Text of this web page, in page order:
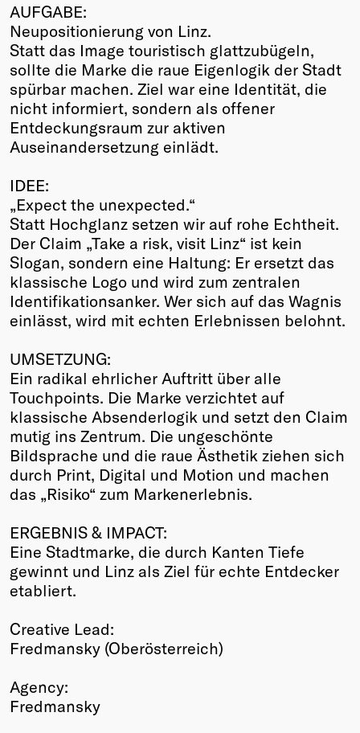
AUFGABE:
Neupositionierung von Linz.
Statt das Image touristisch glattzubügeln,
sollte die Marke die raue Eigenlogik der Stadt
spürbar machen. Ziel war eine Identität, die
nicht informiert, sondern als offener
Entdeckungsraum zur aktiven
Auseinandersetzung einlädt.
IDEE:
„Expect the unexpected.“
Statt Hochglanz setzen wir auf rohe Echtheit.
Der Claim „Take a risk, visit Linz“ ist kein
Slogan, sondern eine Haltung: Er ersetzt das
klassische Logo und wird zum zentralen
Identifikationsanker. Wer sich auf das Wagnis
einlässt, wird mit echten Erlebnissen belohnt.
UMSETZUNG:
Ein radikal ehrlicher Auftritt über alle
Touchpoints. Die Marke verzichtet auf
klassische Absenderlogik und setzt den Claim
mutig ins Zentrum. Die ungeschönte
Bildsprache und die raue Ästhetik ziehen sich
durch Print, Digital und Motion und machen
das „Risiko“ zum Markenerlebnis.
ERGEBNIS & IMPACT:
Eine Stadtmarke, die durch Kanten Tiefe
gewinnt und Linz als Ziel für echte Entdecker
etabliert.
Creative Lead:
Fredmansky (Oberösterreich)
Agency:
Fredmansky